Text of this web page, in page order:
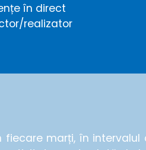
în direct
realizator
marți, în intervalul